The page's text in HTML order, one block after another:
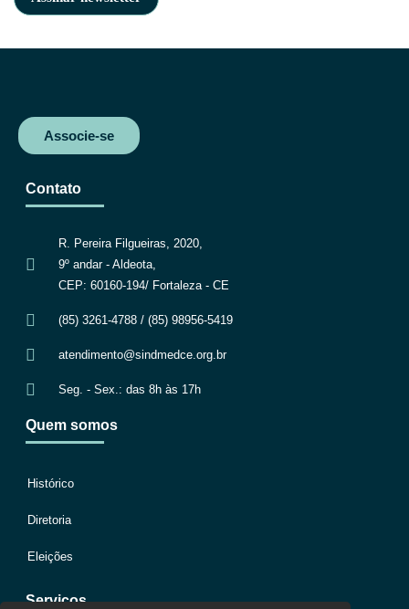
Associe-se
Contato
R. Pereira Filgueiras, 2020,
9º andar - Aldeota,
CEP: 60160-194/ Fortaleza - CE
(85) 3261-4788 / (85) 98956-5419
atendimento@sindmedce.org.br
Seg. - Sex.: das 8h às 17h
Quem somos
Histórico
Diretoria
Eleições
Serviços